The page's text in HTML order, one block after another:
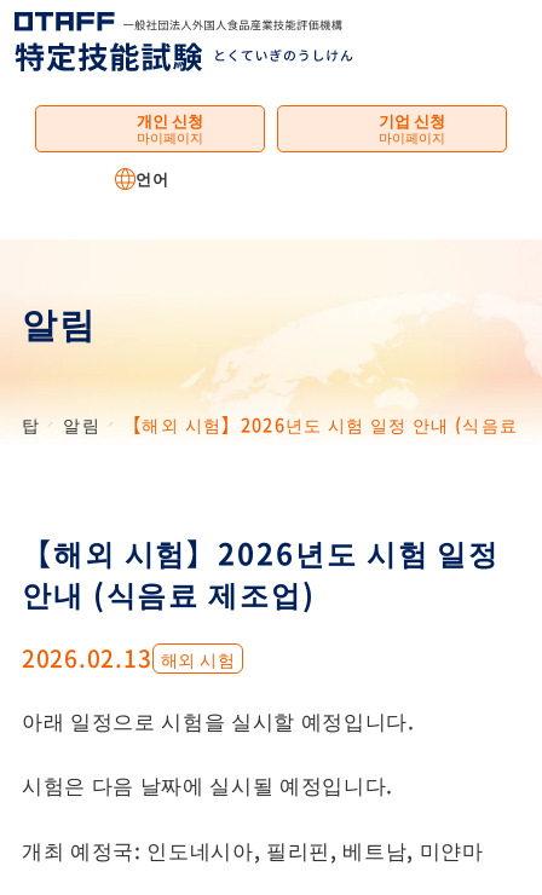
개인 신청
마이페이지
기업 신청
마이페이지
언어
알림
탑 알림 【해외 시험】2026년도 시험 일정 안내 (식음료
【해외 시험】2026년도 시험 일정
안내 (식음료 제조업)
2026.02.13 해외 시험
아래 일정으로 시험을 실시할 예정입니다.
시험은 다음 날짜에 실시될 예정입니다.
개최 예정국: 인도네시아, 필리핀, 베트남, 미얀마